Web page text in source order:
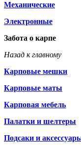
Механические
Электронные
Забота о карпе
Назад к главному
Карповые мешки
Карповые маты
Карповая мебель
Палатки и шелтеры
Подсаки и